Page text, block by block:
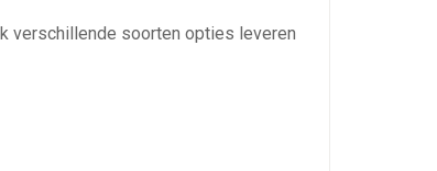
verschillende soorten opties leveren